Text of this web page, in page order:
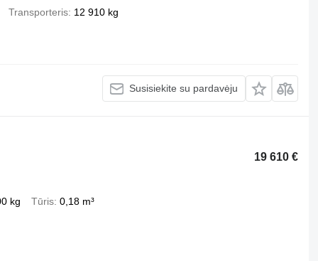
Transporteris 12 910 kg
Susisiekite su pardavėju
19 610 €
kg Tūris 0,18 m³